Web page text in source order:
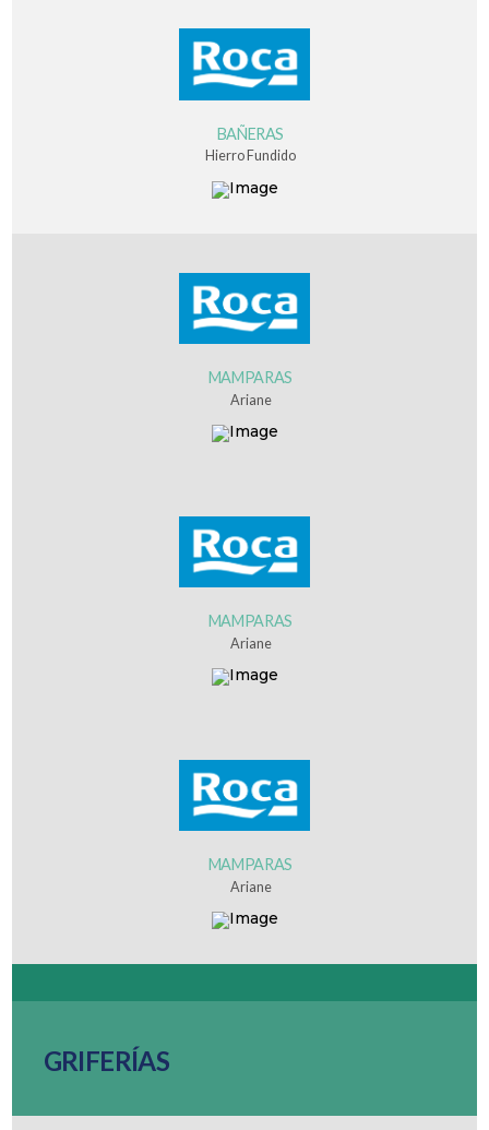
BAÑERAS
Hierro Fundido
MAMPARAS
Ariane
MAMPARAS
Ariane
MAMPARAS
Ariane
GRIFERÍAS